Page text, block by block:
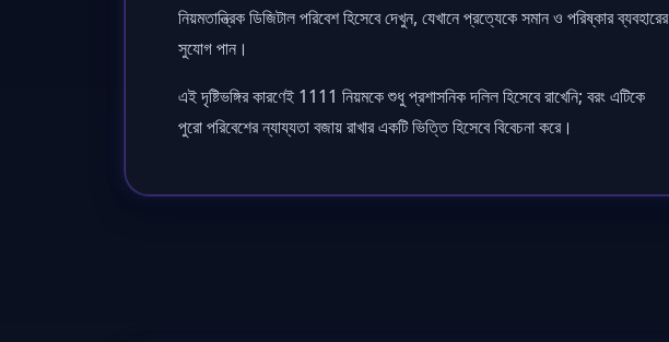
নিয়মতান্ত্রিক ডিজিটাল পরিবেশ হিসেবে দেখুন, যেখানে প্রত্যেকে সমান ও পরিষ্কার ব্যবহারের
সুযোগ পান।
এই দৃষ্টিভঙ্গির কারণেই 1111 নিয়মকে শুধু প্রশাসনিক দলিল হিসেবে রাখেনি; বরং এটিকে
পুরো পরিবেশের ন্যায্যতা বজায় রাখার একটি ভিত্তি হিসেবে বিবেচনা করে।